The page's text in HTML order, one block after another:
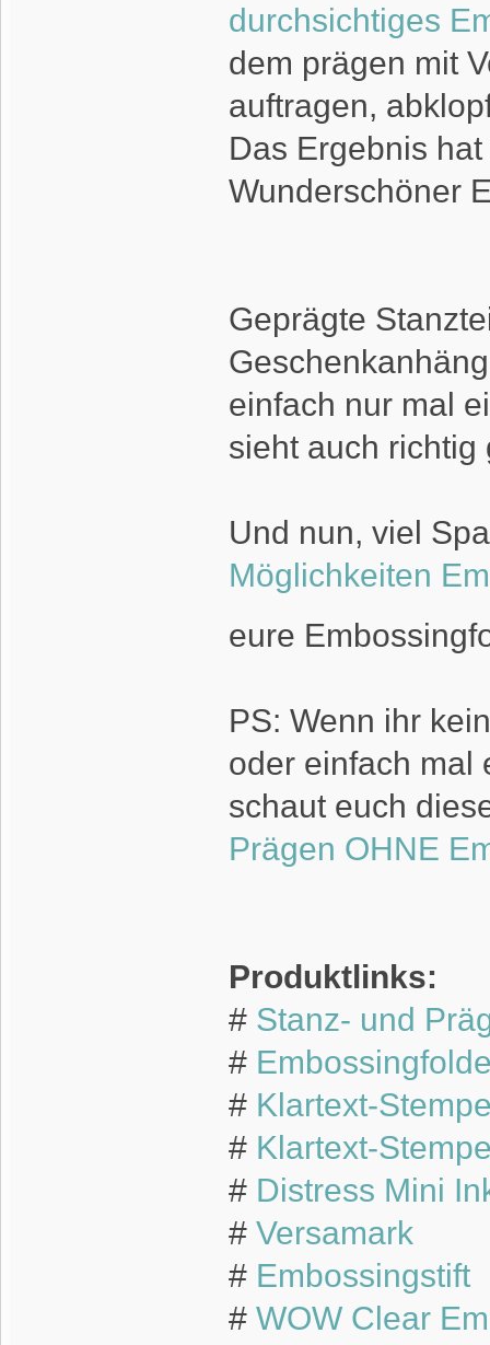
durchsichtiges
dem prägen mit
auftragen,
Das Ergebnis
Wunderschöner
Geprägte
einfach nur mal
sieht auch richtig
Und nun, viel
Möglichkeiten
eure
PS: Wenn ihr
oder einfach mal
schaut euch
Prägen OHNE
Produktlinks:
# Stanz- und
#
# Klartext-
# Klartext-
# Distress Mini
# Versamark
# Embossingstift
# WOW Clear